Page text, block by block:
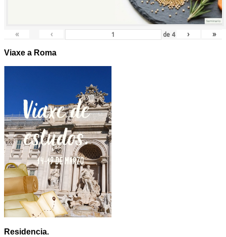
« ‹ de 4 › »
Viaxe a Roma
Residencia.